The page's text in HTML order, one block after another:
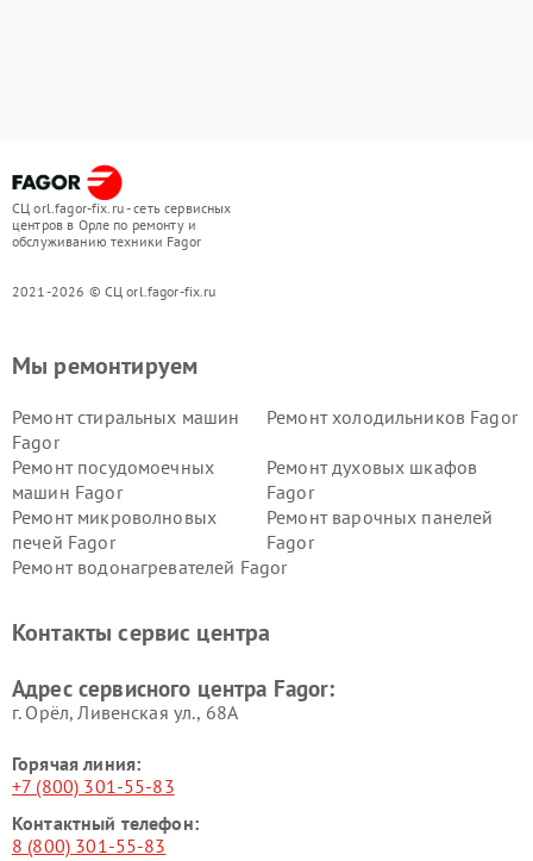
СЦ orl.fagor-fix.ru - сеть сервисных
центров в Орле по ремонту и
обслуживанию техники Fagor
2021-2026 © СЦ orl.fagor-fix.ru
Мы ремонтируем
Ремонт стиральных машин
Fagor
Ремонт холодильников Fagor
Ремонт посудомоечных
машин Fagor
Ремонт духовых шкафов
Fagor
Ремонт микроволновых
печей Fagor
Ремонт варочных панелей
Fagor
Ремонт водонагревателей Fagor
Контакты сервис центра
Адрес сервисного центра Fagor:
г. Орёл, Ливенская ул., 68А
Горячая линия:
+7 (800) 301-55-83
Контактный телефон:
8 (800) 301-55-83